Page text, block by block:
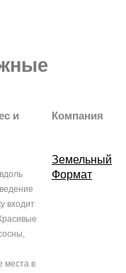
и
Компания
входит
места в
Земельный
Формат